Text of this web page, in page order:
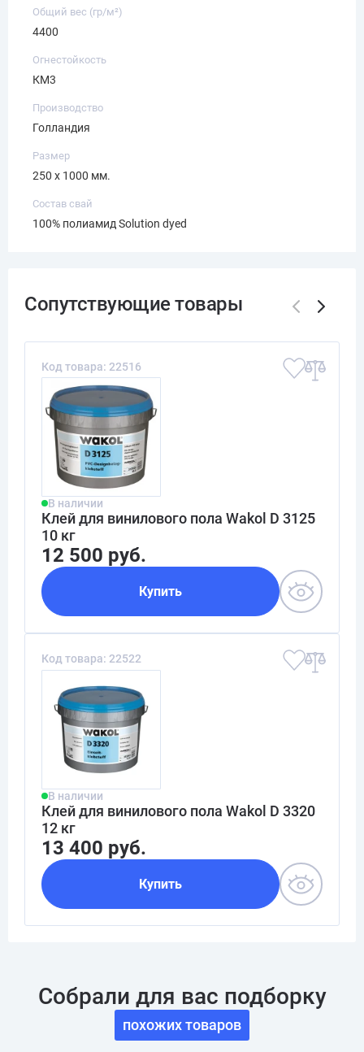
Общий вес (гр/м²)
4400
Огнестойкость
КМ3
Производство
Голландия
Размер
250 x 1000 мм.
Состав свай
100% полиамид Solution dyed
Код товара: 22516
В наличии
Клей для винилового пола Wakol D 3125
10 кг
12 500 руб.
Купить
Код товара: 22522
В наличии
Клей для винилового пола Wakol D 3320
12 кг
13 400 руб.
Купить
Собрали для вас подборку
похожих товаров